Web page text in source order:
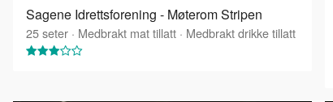
Sagene Idrettsforening - Møterom Stripen
25seter · Medbrakt mat tillatt · Medbrakt drikke tillatt